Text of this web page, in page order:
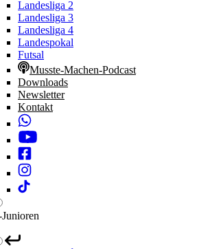
Landesliga 2
Landesliga 3
Landesliga 4
Landespokal
Futsal
Musste-Machen-Podcast
Downloads
Newsletter
Kontakt